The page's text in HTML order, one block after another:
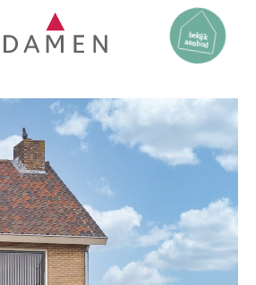
bekijk
aanbod